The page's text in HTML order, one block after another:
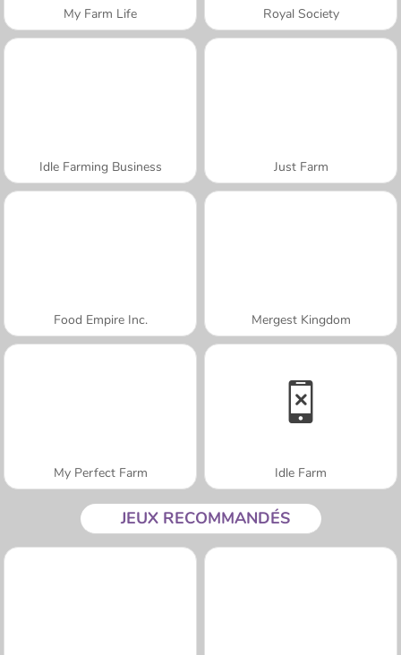
My Farm Life Royal Society
Idle Farming Business Just Farm
Food Empire Inc. Mergest Kingdom
My Perfect Farm Idle Farm
JEUX RECOMMANDÉS